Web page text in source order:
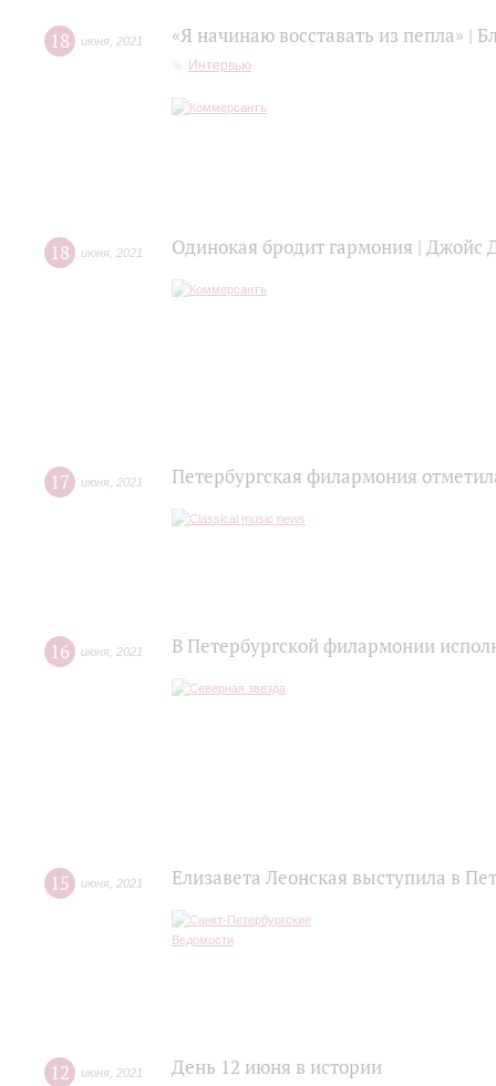
18 июня 2021 «Я начинаю восставать из пепла» |
Интервью
18 июня 2021 Одинокая бродит гармония | Джойс
17 июня 2021 Петербургская филармония
16 июня 2021 В Петербургской филармонии
15 июня 2021 Елизавета Леонская выступила в
12 июня 2021 День 12 июня в истории